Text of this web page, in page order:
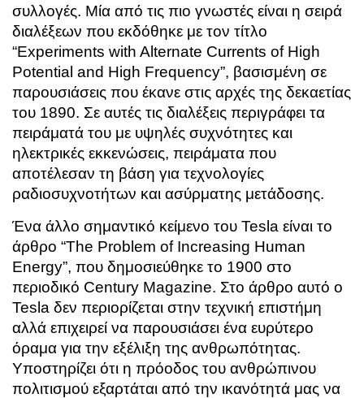
συλλογές. Μία από τις πιο γνωστές είναι η σειρά
διαλέξεων που εκδόθηκε με τον τίτλο
“Experiments with Alternate Currents of High
Potential and High Frequency”, βασισμένη σε
παρουσιάσεις που έκανε στις αρχές της δεκαετίας
του 1890. Σε αυτές τις διαλέξεις περιγράφει τα
πειράματά του με υψηλές συχνότητες και
ηλεκτρικές εκκενώσεις, πειράματα που
αποτέλεσαν τη βάση για τεχνολογίες
ραδιοσυχνοτήτων και ασύρματης μετάδοσης.
Ένα άλλο σημαντικό κείμενο του Tesla είναι το
άρθρο “The Problem of Increasing Human
Energy”, που δημοσιεύθηκε το 1900 στο
περιοδικό Century Magazine. Στο άρθρο αυτό ο
Tesla δεν περιορίζεται στην τεχνική επιστήμη
αλλά επιχειρεί να παρουσιάσει ένα ευρύτερο
όραμα για την εξέλιξη της ανθρωπότητας.
Υποστηρίζει ότι η πρόοδος του ανθρώπινου
πολιτισμού εξαρτάται από την ικανότητά μας να